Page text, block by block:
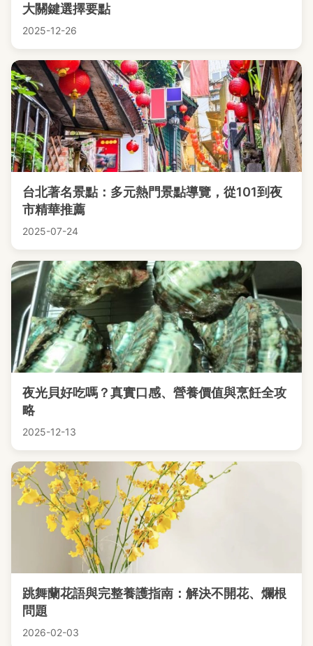
大關鍵選擇要點
2025-12-26
台北著名景點：多元熱門景點導覽，從101到夜
市精華推薦
2025-07-24
夜光貝好吃嗎？真實口感、營養價值與烹飪全攻
略
2025-12-13
跳舞蘭花語與完整養護指南：解決不開花、爛根
問題
2026-02-03